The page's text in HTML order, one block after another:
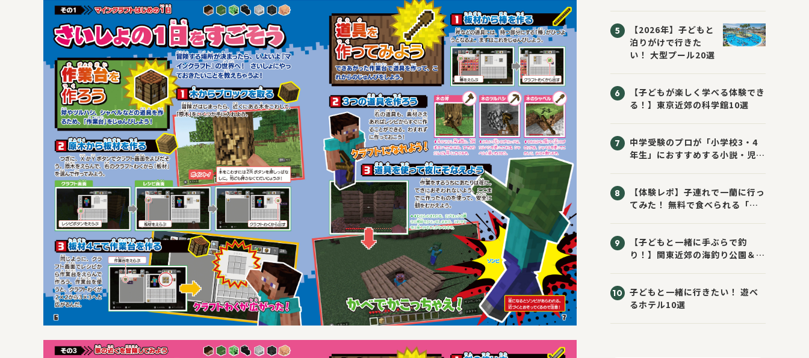
催！ スマホ壁紙は
応募者全員にプレゼ
ント！
【2026年】子どもと
泊りがけで行きた
い！ 大型プール20選
【子どもが楽しく学べる体験でき
る！】東京近郊の科学館10選
中学受験のプロが「小学校3・4
年生」におすすめする小説・児童
【体験レポ】子連れで一蘭に行っ
てみた！ 無料で食べられる「お
【子どもと一緒に手ぶらで釣
り！】関東近郊の海釣り公園＆施
子どもと一緒に行きたい！ 遊べ
るホテル10選